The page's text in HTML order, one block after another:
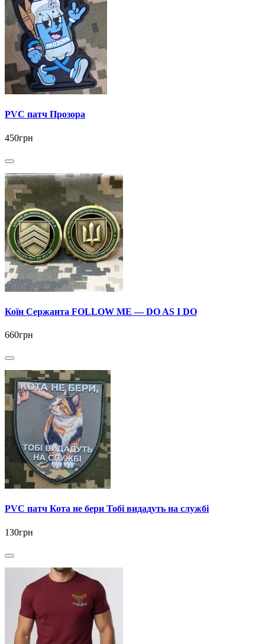
PVC патч Прозора
450грн
Коїн Сержанта FOLLOW ME — DO AS I DO
660грн
PVC патч Кота не бери Тобі видадуть на службі
130грн